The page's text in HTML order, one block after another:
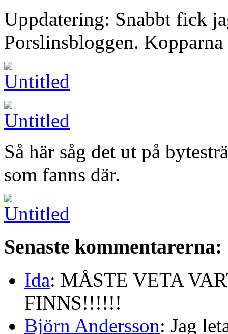
Uppdatering: Snabbt fick
Porslinsbloggen.
Så här såg det ut på
som fanns där.
Senaste kommentarerna:
Ida: MÅSTE VETA
FINNS!!!!!!
Björn Andersson: Jag